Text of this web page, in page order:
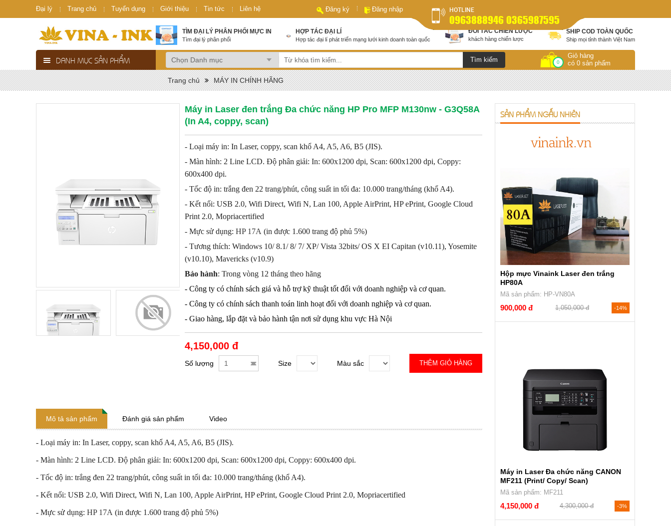
Đại lý Trang chủ Tuyển dụng Giới thiệu Tin tức Liên hệ Đăng ký Đăng nhập HOTLINE
0963888946 0365987595
TÌM ĐẠI LÝ PHÂN PHỐI MỰC IN
Tìm đại lý phân phối
HỢP TÁC ĐẠI LÍ
Hợp tác đại lí phát triển mạng lưới kinh doanh toàn quốc
ĐỐI TÁC CHIẾN LƯỢC
khách hàng chiến lược
SHIP COD TOÀN QUỐC
Ship mọi tỉnh thành Việt Nam
DANH MỤC SẢN PHẨM 0
Giỏ hàng
có 0 sản phẩm
Trang chủ MÁY IN CHÍNH HÃNG
Máy in Laser đen trắng Đa chức năng HP Pro MFP M130nw - G3Q58A
(In A4, coppy, scan)
- Loại máy in: In Laser, coppy, scan khổ A4, A5, A6, B5 (JIS).
- Màn hình: 2 Line LCD. Độ phân giải: In: 600x1200 dpi, Scan: 600x1200 dpi, Coppy:
600x400 dpi.
- Tốc độ in: trắng đen 22 trang/phút, công suất in tối đa: 10.000 trang/tháng (khổ A4).
- Kết nối: USB 2.0, Wifi Direct, Wifi N, Lan 100, Apple AirPrint, HP ePrint, Google Cloud
Print 2.0, Mopriacertified
- Mực sử dụng: HP 17A (in được 1.600 trang độ phủ 5%)
- Tương thích: Windows 10/ 8.1/ 8/ 7/ XP/ Vista 32bits/ OS X EI Capitan (v10.11), Yosemite
(v10.10), Mavericks (v10.9)
Bảo hành: Trong vòng 12 tháng theo hãng
- Công ty có chính sách giá và hỗ trợ kỹ thuật tốt đối với doanh nghiệp và cơ quan.
- Công ty có chính sách thanh toán linh hoạt đối với doanh nghiệp và cơ quan.
- Giao hàng, lắp đặt và bảo hành tận nơi sử dụng khu vực Hà Nội
4,150,000 đ
Số lượng Size Màu sắc THÊM GIỎ HÀNG
Mô tả sản phẩm Đánh giá sản phẩm Video
- Loại máy in: In Laser, coppy, scan khổ A4, A5, A6, B5 (JIS).
- Màn hình: 2 Line LCD. Độ phân giải: In: 600x1200 dpi, Scan: 600x1200 dpi, Coppy: 600x400 dpi.
- Tốc độ in: trắng đen 22 trang/phút, công suất in tối đa: 10.000 trang/tháng (khổ A4).
- Kết nối: USB 2.0, Wifi Direct, Wifi N, Lan 100, Apple AirPrint, HP ePrint, Google Cloud Print 2.0, Mopriacertified
- Mực sử dụng: HP 17A (in được 1.600 trang độ phủ 5%)
SẢN PHẨM NGẪU NHIÊN
Hộp mực Vinaink Laser đen trắng
HP80A
Mã sản phẩm: HP-VN80A
900,000 đ 1,050,000 đ -14%
Máy in Laser Đa chức năng CANON
MF211 (Print/ Copy/ Scan)
Mã sản phẩm: MF211
4,150,000 đ 4,300,000 đ -3%